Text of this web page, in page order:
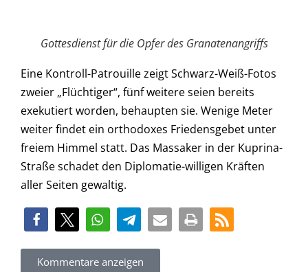
Gottesdienst für die Opfer des Granatenangriffs
Eine Kontroll-Patrouille zeigt Schwarz-Weiß-Fotos
zweier „Flüchtiger“, fünf weitere seien bereits
exekutiert worden, behaupten sie. Wenige Meter
weiter findet ein orthodoxes Friedensgebet unter
freiem Himmel statt. Das Massaker in der Kuprina-
Straße schadet den Diplomatie-willigen Kräften
aller Seiten gewaltig.
Kommentare anzeigen